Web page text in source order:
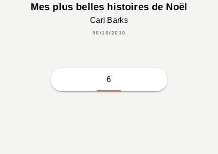
Mes plus belles histoires de Noël
Carl Barks
06/10/2010
6